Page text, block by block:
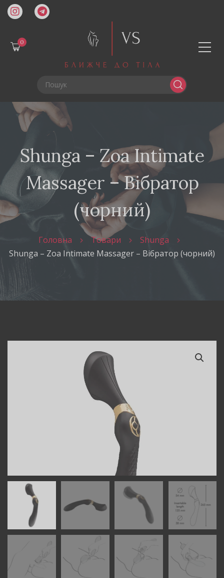
0
Shunga – Zoa Intimate
Massager – Вібратор
(чорний)
Головна Товари
Shunga
Shunga – Zoa Intimate Massager – Вібратор (чорний)